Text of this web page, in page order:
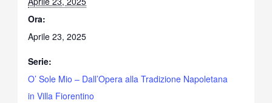
Ora:
Aprile 23, 2025
Serie:
O’ Sole Mio – Dall’Opera alla Tradizione Napoletana
in Villa Fiorentino